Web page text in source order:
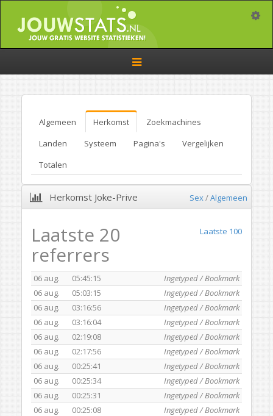
Toggle
navigation
Algemeen Herkomst
Zoekmachines
Landen
Systeem Pagina's
Vergelijken
Totalen
Herkomst Joke-Prive Sex/Algemeen
Laatste 100
Laatste 20
referrers
06 aug. 05:45:15
Ingetyped / Bookmark
06 aug.
05:03:15
Ingetyped / Bookmark
06 aug.
03:16:56
Ingetyped / Bookmark
06 aug.
03:16:04
Ingetyped / Bookmark
06 aug.
02:19:08
Ingetyped / Bookmark
06 aug.
02:17:56
Ingetyped / Bookmark
06 aug.
00:25:41
Ingetyped / Bookmark
06 aug.
00:25:34
Ingetyped / Bookmark
06 aug.
00:25:31
Ingetyped / Bookmark
06 aug.
00:25:08
Ingetyped / Bookmark